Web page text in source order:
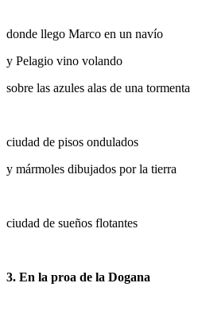
donde llego Marco en un navío
y Pelagio vino volando
sobre las azules alas de una tormenta
ciudad de pisos ondulados
y mármoles dibujados por la tierra
ciudad de sueños flotantes
3. En la proa de la Dogana